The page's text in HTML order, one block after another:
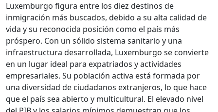
Luxemburgo figura entre los diez destinos de
inmigración más buscados, debido a su alta calidad de
vida y su reconocida posición como el país más
próspero. Con un sólido sistema sanitario y una
infraestructura desarrollada, Luxemburgo se convierte
en un lugar ideal para expatriados y actividades
empresariales. Su población activa está formada por
una diversidad de ciudadanos extranjeros, lo que hace
que el país sea abierto y multicultural. El elevado nivel